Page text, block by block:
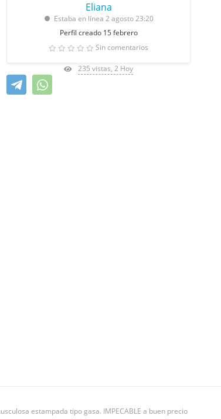
Eliana
Estaba en línea 2 agosto 23:20
Perfil creado 15 febrero
Sin comentarios
235 vistas, 2 Hoy
estampada tipo gasa. IMPECABLE a buen precio